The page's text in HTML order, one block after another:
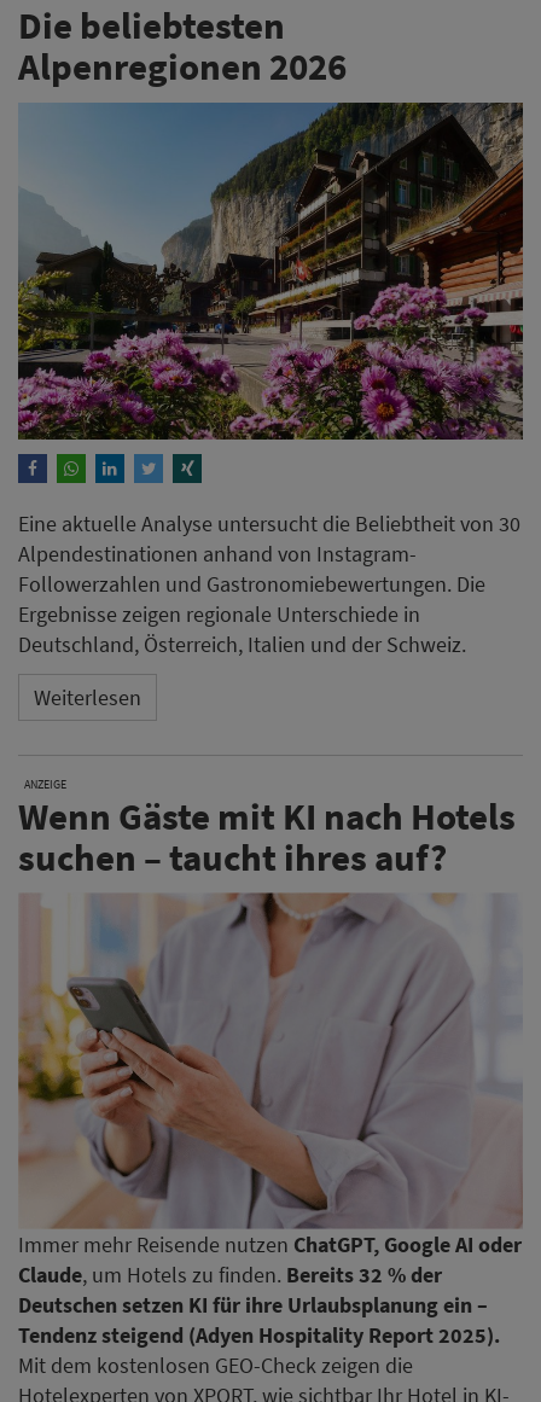
Die beliebtesten
Alpenregionen 2026
Eine aktuelle Analyse untersucht die Beliebtheit von 30
Alpendestinationen anhand von Instagram-
Followerzahlen und Gastronomiebewertungen. Die
Ergebnisse zeigen regionale Unterschiede in
Deutschland, Österreich, Italien und der Schweiz.
Weiterlesen
ANZEIGE
Wenn Gäste mit KI nach Hotels
suchen – taucht ihres auf?
Immer mehr Reisende nutzen ChatGPT, Google AI oder
Claude, um Hotels zu finden. Bereits 32 % der
Deutschen setzen KI für ihre Urlaubsplanung ein –
Tendenz steigend (Adyen Hospitality Report 2025).
Mit dem kostenlosen GEO-Check zeigen die
Hotelexperten von XPORT, wie sichtbar Ihr Hotel in KI-